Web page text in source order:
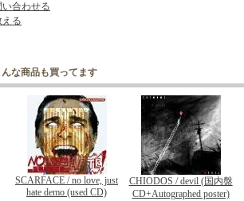
合わせる
える
な商品も買ってます
SCARFACE / no love, just
hate demo (used CD)
CHIODOS / devil (国内盤
CD+Autographed poster)